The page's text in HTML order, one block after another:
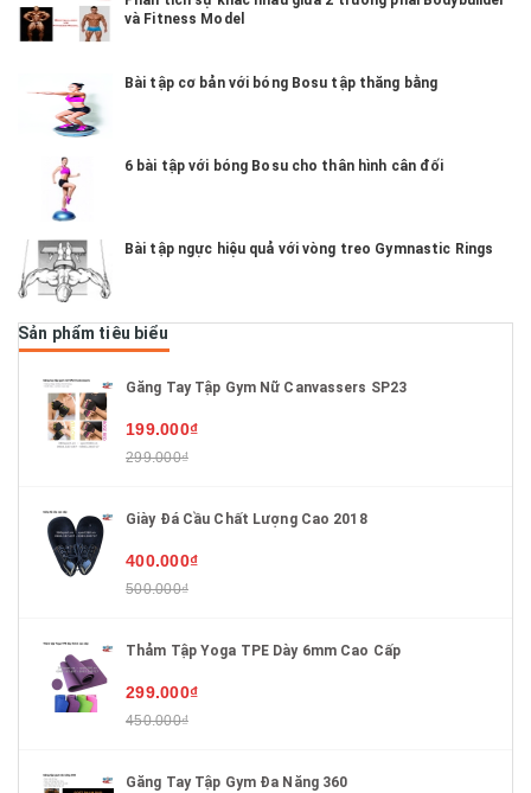
và Fitness Model
Bài tập cơ bản với bóng Bosu tập thăng bằng
6 bài tập với bóng Bosu cho thân hình cân đối
Bài tập ngực hiệu quả với vòng treo Gymnastic Rings
Sản phẩm tiêu biểu
Găng Tay Tập Gym Nữ Canvassers SP23
199.000₫
299.000₫
Giày Đá Cầu Chất Lượng Cao 2018
400.000₫
500.000₫
Thảm Tập Yoga TPE Dày 6mm Cao Cấp
299.000₫
450.000₫
Găng Tay Tập Gym Đa Năng 360